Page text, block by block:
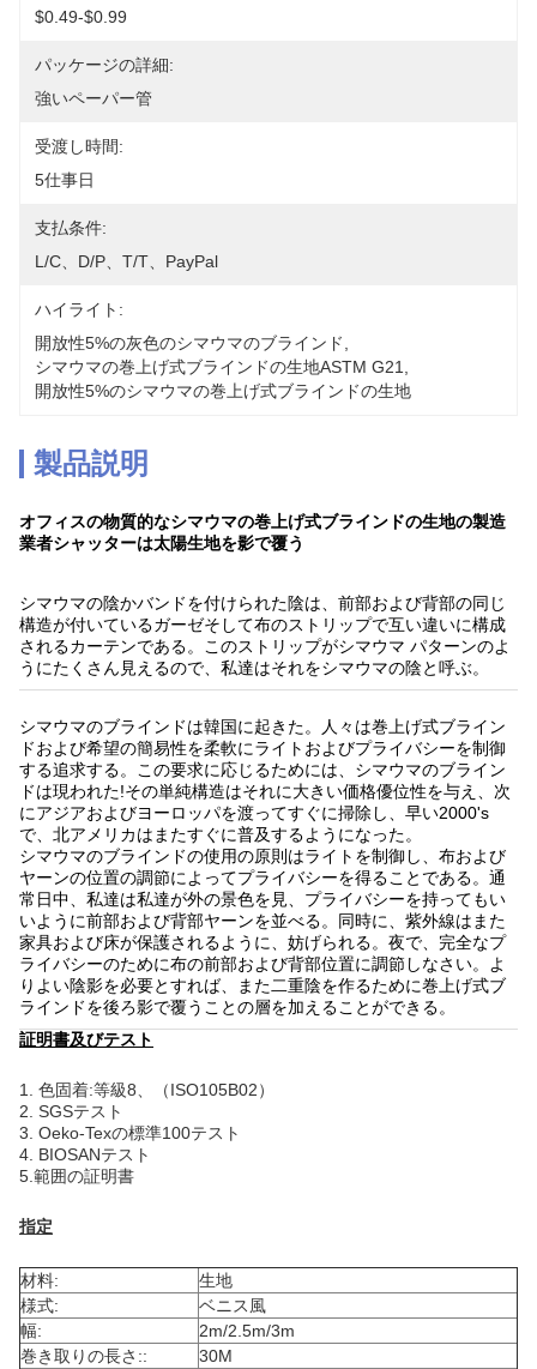
$0.49-$0.99
パッケージの詳細:
強いペーパー管
受渡し時間:
5仕事日
支払条件:
L/C、D/P、T/T、PayPal
ハイライト:
開放性5%の灰色のシマウマのブラインド
シマウマの巻上げ式ブラインドの生地ASTM G21
開放性5%のシマウマの巻上げ式ブラインドの生地
製品説明
オフィスの物質的なシマウマの巻上げ式ブラインドの生地の製造
業者シャッターは太陽生地を影で覆う
シマウマの陰かバンドを付けられた陰は、前部および背部の同じ
構造が付いているガーゼそして布のストリップで互い違いに構成
されるカーテンである。このストリップがシマウマ パターンのよ
うにたくさん見えるので、私達はそれをシマウマの陰と呼ぶ。
シマウマのブラインドは韓国に起きた。人々は巻上げ式ブライン
ドおよび希望の簡易性を柔軟にライトおよびプライバシーを制御
する追求する。この要求に応じるためには、シマウマのブライン
ドは現われた!その単純構造はそれに大きい価格優位性を与え、次
にアジアおよびヨーロッパを渡ってすぐに掃除し、早い2000's
で、北アメリカはまたすぐに普及するようになった。
シマウマのブラインドの使用の原則はライトを制御し、布および
ヤーンの位置の調節によってプライバシーを得ることである。通
常日中、私達は私達が外の景色を見、プライバシーを持ってもい
いように前部および背部ヤーンを並べる。同時に、紫外線はまた
家具および床が保護されるように、妨げられる。夜で、完全なプ
ライバシーのために布の前部および背部位置に調節しなさい。よ
りよい陰影を必要とすれば、また二重陰を作るために巻上げ式ブ
ラインドを後ろ影で覆うことの層を加えることができる。
証明書及びテスト
1. 色固着:等級8、（ISO105B02）
2. SGSテスト
3. Oeko-Texの標準100テスト
4. BIOSANテスト
5.範囲の証明書
指定
材料:
生地
様式:
ベニス風
幅:
2m/2.5m/3m
巻き取りの長さ::
30M